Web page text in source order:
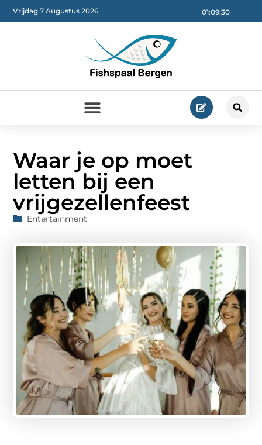
01:09:31
Vrijdag 7 Augustus 2026
Waar je op moet
letten bij een
vrijgezellenfeest
Entertainment